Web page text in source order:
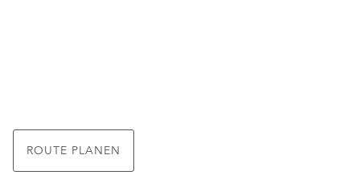
ROUTE PLANEN